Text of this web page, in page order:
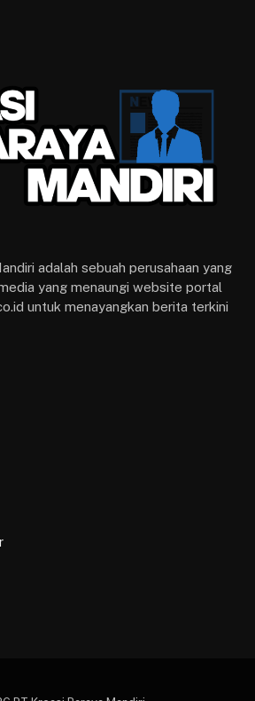
adalah sebuah perusahaan yang
yang menaungi website portal
untuk menayangkan berita terkini